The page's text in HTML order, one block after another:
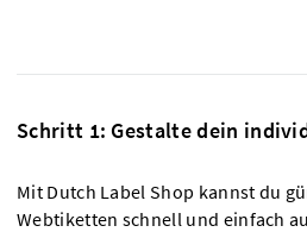
Schritt 1: Gestalte dein
Mit Dutch Label Shop kannst du
Webtiketten schnell und einfach